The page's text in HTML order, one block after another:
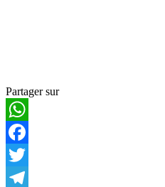
Partager sur
WhatsApp
Facebook
Twitter